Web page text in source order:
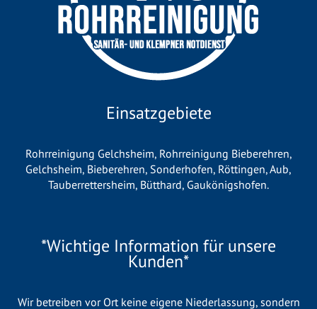
Einsatzgebiete
Rohrreinigung Gelchsheim, Rohrreinigung Bieberehren,
Gelchsheim, Bieberehren, Sonderhofen, Röttingen,Aub,
Tauberrettersheim, Bütthard, Gaukönigshofen.
*Wichtige Information für unsere
Kunden*
Wir betreiben vor Ort keine eigene Niederlassung, sondern